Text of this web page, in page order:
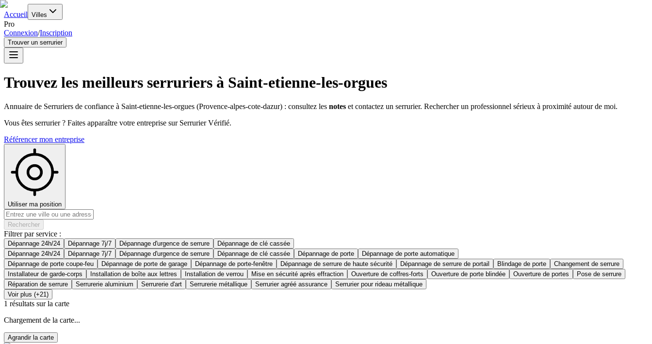
Accueil Villes
Pro
Connexion/Inscription
Trouver un serrurier
Trouvez les meilleurs serruriers à Saint-etienne-les-orgues
Annuaire de Serruriers de confiance à Saint-etienne-les-orgues (Provence-alpes-cote-dazur) : consultez les notes et contactez un serrurier. Rechercher un professionnel sérieux à proximité autour de moi.
Vous êtes serrurier ? Faites apparaître votre entreprise sur Serrurier Vérifié.
Référencer mon entreprise
Utiliser ma position
Rechercher
Filtrer par service :
Dépannage 24h/24 Dépannage 7j/7 Dépannage d'urgence de serrure
Dépannage de clé cassée
Dépannage 24h/24
Dépannage 7j/7 Dépannage d'urgence de serrure Dépannage de clé cassée Dépannage de porte
Dépannage de porte automatique
Dépannage de porte coupe-feu
Dépannage de porte de garage Dépannage de porte-fenêtre Dépannage de serrure de haute sécurité Dépannage de serrure de portail Blindage de porte
Changement de serrure
Installateur de garde-corps
Installation de boîte aux lettres Installation de verrou Mise en sécurité après effraction Ouverture de coffres-forts Ouverture de porte blindée Ouverture de portes
Pose de serrure
Réparation de serrure
Serrurerie aluminium Serrurerie d'art Serrurerie métallique Serrurier agréé assurance
Serrurier pour rideau métallique
Voir plus (+21)
1 résultats sur la carte
Chargement de la carte...
Agrandir la carte